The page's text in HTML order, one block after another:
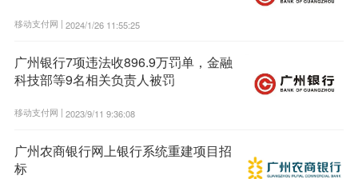
移动支付网 | 2024/1/26 11:55:25
广州银行7项违法收896.9万罚单，金融
科技部等9名相关负责人被罚
移动支付网 | 2023/9/11 9:36:08
广州农商银行网上银行系统重建项目招
标